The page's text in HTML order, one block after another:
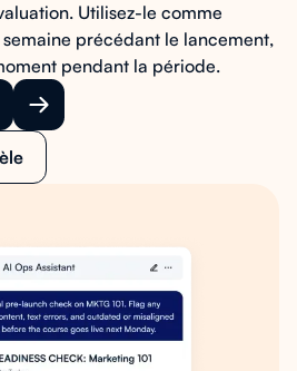
Utilisez-le comme
précédant le lancement,
pendant la période.